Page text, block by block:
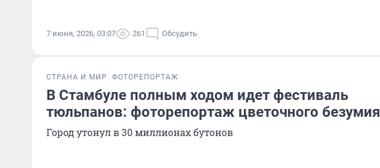
7 июня, 2026, 03:07 261 Обсудить
СТРАНА И МИР ФОТОРЕПОРТАЖ
В Стамбуле полным ходом идет фестиваль
тюльпанов: фоторепортаж цветочного безумия
Город утонул в 30 миллионах бутонов